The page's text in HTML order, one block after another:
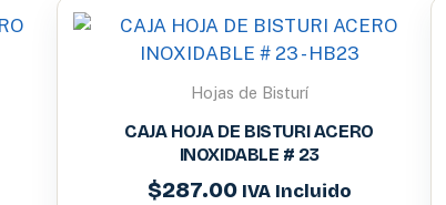
Hojas de Bisturí
CAJA HOJA DE BISTURI ACERO
INOXIDABLE # 23
$287.00 IVA Incluido